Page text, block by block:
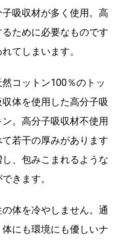
吸収材が多く使用。高
ために必要なものです
てしまいます。
コットン100％のトッ
体を使用した高分子吸
。高分子吸収材不使用
若干の厚みがあります
、包みこまれるような
きます。
体を冷やしません。通
にも環境にも優しいナ